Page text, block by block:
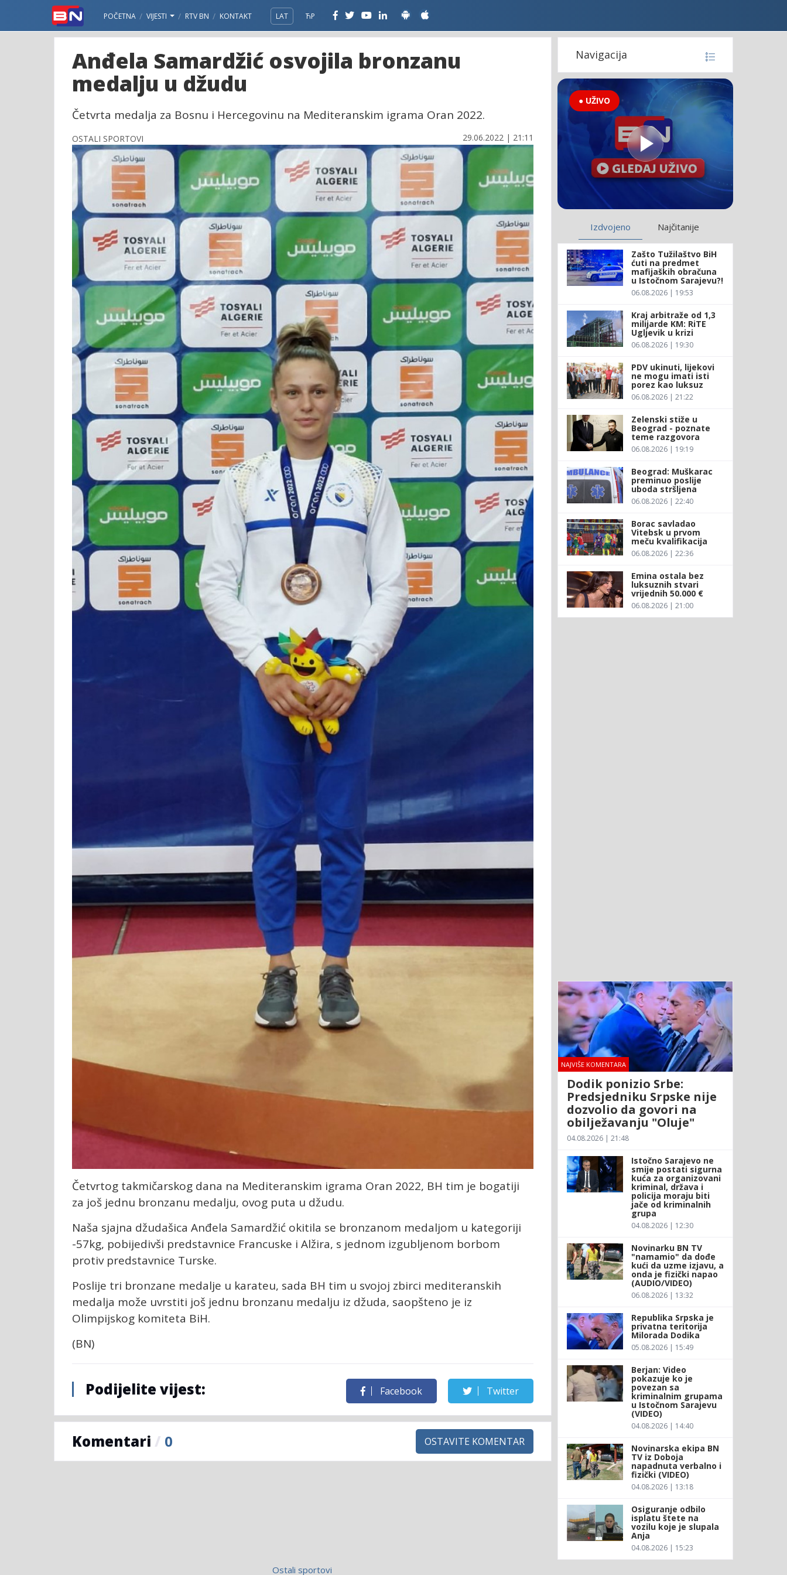
POČETNA VIJESTI RTV BN KONTAKT LAT ЋР
Anđela Samardžić osvojila bronzanu
medalju u džudu
Četvrta medalja za Bosnu i Hercegovinu na Mediteranskim igrama Oran 2022.
OSTALI SPORTOVI 29.06.2022 | 21:11
Četvrtog takmičarskog dana na Mediteranskim igrama Oran 2022, BH tim je bogatiji
za još jednu bronzanu medalju, ovog puta u džudu.
Naša sjajna džudašica Anđela Samardžić okitila se bronzanom medaljom u kategoriji
-57kg, pobijedivši predstavnice Francuske i Alžira, s jednom izgubljenom borbom
protiv predstavnice Turske.
Poslije tri bronzane medalje u karateu, sada BH tim u svojoj zbirci mediteranskih
medalja može uvrstiti još jednu bronzanu medalju iz džuda, saopšteno je iz
Olimpijskog komiteta BiH.
(BN)
Podijelite vijest: Facebook Twitter
Komentari / 0 OSTAVITE KOMENTAR
Ostali sportovi
Navigacija
● UŽIVO
Izdvojeno Najčitanije
Zašto Tužilaštvo BiH
ćuti na predmet
mafijaških obračuna
u Istočnom Sarajevu?!
06.08.2026 | 19:53
Kraj arbitraže od 1,3
milijarde KM: RiTE
Ugljevik u krizi
06.08.2026 | 19:30
PDV ukinuti, lijekovi
ne mogu imati isti
porez kao luksuz
06.08.2026 | 21:22
Zelenski stiže u
Beograd - poznate
teme razgovora
06.08.2026 | 19:19
Beograd: Muškarac
preminuo poslije
uboda stršljena
06.08.2026 | 22:40
Borac savladao
Vitebsk u prvom
meču kvalifikacija
06.08.2026 | 22:36
Emina ostala bez
luksuznih stvari
vrijednih 50.000 €
06.08.2026 | 21:00
NAJVIŠE KOMENTARA
Dodik ponizio Srbe:
Predsjedniku Srpske nije
dozvolio da govori na
obilježavanju "Oluje"
04.08.2026 | 21:48
Istočno Sarajevo ne
smije postati sigurna
kuća za organizovani
kriminal, država i
policija moraju biti
jače od kriminalnih
grupa
04.08.2026 | 12:30
Novinarku BN TV
"namamio" da dođe
kući da uzme izjavu, a
onda je fizički napao
(AUDIO/VIDEO)
06.08.2026 | 13:32
Republika Srpska je
privatna teritorija
Milorada Dodika
05.08.2026 | 15:49
Berjan: Video
pokazuje ko je
povezan sa
kriminalnim grupama
u Istočnom Sarajevu
(VIDEO)
04.08.2026 | 14:40
Novinarska ekipa BN
TV iz Doboja
napadnuta verbalno i
fizički (VIDEO)
04.08.2026 | 13:18
Osiguranje odbilo
isplatu štete na
vozilu koje je slupala
Anja
04.08.2026 | 15:23